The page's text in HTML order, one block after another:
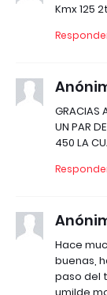
Kmx 125
GRACIAS
UN PAR
450 LA
Hace
buenas,
paso del